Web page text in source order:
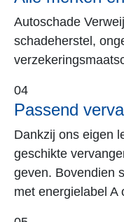
certificaat
van ons bedrijf.
besparingen op
certificering betaalt